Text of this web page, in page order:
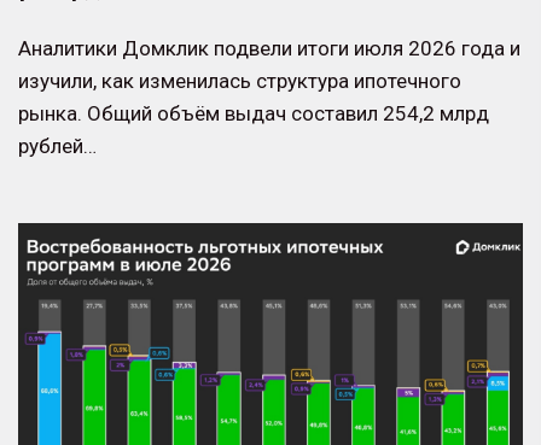
Аналитики Домклик подвели итоги июля 2026 года и
изучили, как изменилась структура ипотечного
рынка. Общий объём выдач составил 254,2 млрд
рублей…